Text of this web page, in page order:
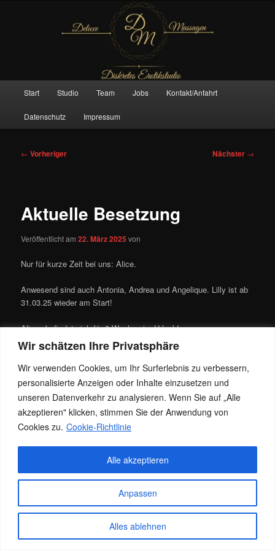
Wir schätzen Ihre Privatsphäre
Wir verwenden Cookies, um Ihr Surferlebnis zu verbessern,
personalisierte Anzeigen oder Inhalte einzusetzen und
unseren Datenverkehr zu analysieren. Wenn Sie auf „Alle
akzeptieren" klicken, stimmen Sie der Anwendung von
Cookies zu. Cookie-Richtlinie
Anpassen
Alles ablehnen
Alle akzeptieren
Deluxe Massagen And More
Start Studio Team Jobs Kontakt/Anfahrt
Datenschutz Impressum
Beitragsnavigation
← Vorheriger Nächster →
Aktuelle Besetzung
Veröffentlicht am22. März 2025 von
Nur für kurze Zeit bei uns: Alice.
Anwesend sind auch Antonia, Andrea und Angelique. Lilly ist ab
31.03.25 wieder am Start!
Alisya befindet sich für 3 Wochen im Urlaub!
Dieser Eintrag wurde vonDeluxeMasssagen unter
veröffentlicht. Setze ein Lesezeichen für denPermalink.
Datenschutz Stolz präsentiert von WordPress